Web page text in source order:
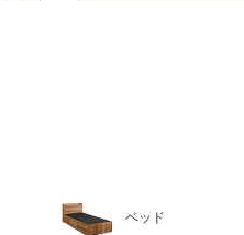
ベッド